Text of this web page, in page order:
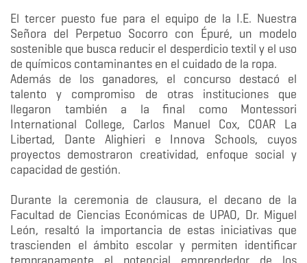
El tercer puesto fue para el equipo de la I.E. Nuestra
Señora del Perpetuo Socorro con Épuré, un modelo
sostenible que busca reducir el desperdicio textil y el uso
de químicos contaminantes en el cuidado de la ropa.
Además de los ganadores, el concurso destacó el
talento y compromiso de otras instituciones que
llegaron también a la final como Montessori
International College, Carlos Manuel Cox, COAR La
Libertad, Dante Alighieri e Innova Schools, cuyos
proyectos demostraron creatividad, enfoque social y
capacidad de gestión.
Durante la ceremonia de clausura, el decano de la
Facultad de Ciencias Económicas de UPAO, Dr. Miguel
León, resaltó la importancia de estas iniciativas que
trascienden el ámbito escolar y permiten identificar